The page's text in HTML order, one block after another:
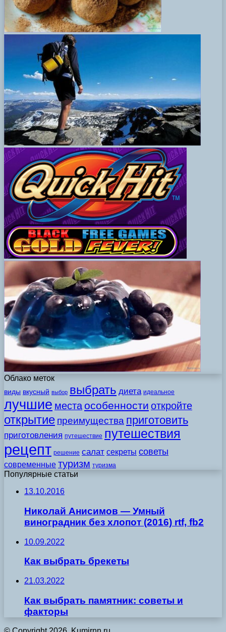
Облако меток
виды вкусный выбор выбрать диета идеальное
лучшие места особенности откройте
открытие преимущества приготовить
приготовления путешествие путешествия
рецепт решение салат секреты советы
современные туризм туризма
Популярные статьи
13.10.2016
Николай Анисимов — Умный
виноградник без хлопот (2016) rtf, fb2
10.09.2022
Как выбрать брекеты
21.03.2022
Как выбрать памятник: советы и
факторы